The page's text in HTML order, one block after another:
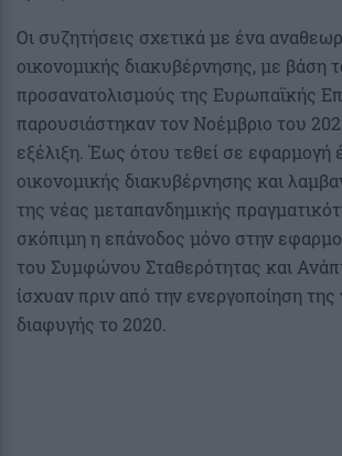
Οι συζητήσεις σχετικά με ένα
οικονομικής διακυβέρνησης, με βάση
προσανατολισμούς της Ευρωπαϊκής
παρουσιάστηκαν τον Νοέμβριο του
εξέλιξη. Έως ότου τεθεί σε εφαρμογή
οικονομικής διακυβέρνησης και
της νέας μεταπανδημικής
σκόπιμη η επάνοδος μόνο στην
του Συμφώνου Σταθερότητας και
ίσχυαν πριν από την ενεργοποίηση της
διαφυγής το 2020.